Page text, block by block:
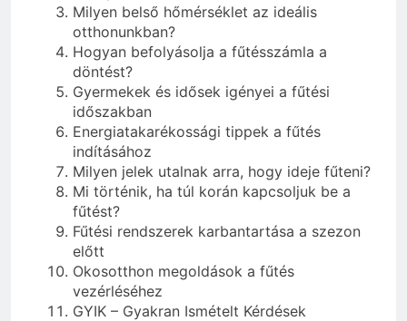
Milyen belső hőmérséklet az ideális
otthonunkban?
Hogyan befolyásolja a fűtésszámla a
döntést?
Gyermekek és idősek igényei a fűtési
időszakban
Energiatakarékossági tippek a fűtés
indításához
Milyen jelek utalnak arra, hogy ideje fűteni?
Mi történik, ha túl korán kapcsoljuk be a
fűtést?
Fűtési rendszerek karbantartása a szezon
előtt
Okosotthon megoldások a fűtés
vezérléséhez
GYIK – Gyakran Ismételt Kérdések